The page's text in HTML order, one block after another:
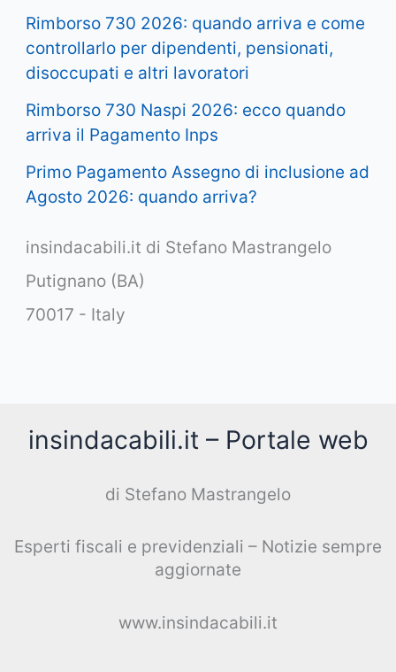
Rimborso 730 2026: quando arriva e come
controllarlo per dipendenti, pensionati,
disoccupati e altri lavoratori
Rimborso 730 Naspi 2026: ecco quando
arriva il Pagamento Inps
Primo Pagamento Assegno di inclusione ad
Agosto 2026: quando arriva?
insindacabili.it di Stefano Mastrangelo
Putignano (BA)
70017 - Italy
insindacabili.it – Portale web
di Stefano Mastrangelo
Esperti fiscali e previdenziali – Notizie sempre
aggiornate
www.insindacabili.it